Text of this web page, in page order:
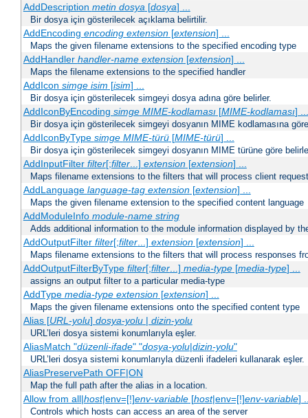
AddDescription metin dosya[dosya] ...
Bir dosya için gösterilecek açıklama belirtilir.
AddEncoding encoding extension[extension] ...
Maps the given filename extensions to the specified encoding type
AddHandler handler-name extension[extension] ...
Maps the filename extensions to the specified handler
AddIcon simge isim [isim] ...
Bir dosya için gösterilecek simgeyi dosya adına göre belirler.
AddIconByEncoding simge MIME-kodlaması[MIME-kodlaması] ...
Bir dosya için gösterilecek simgeyi dosyanın MIME kodlamasına
AddIconByType simge MIME-türü[MIME-türü] ...
Bir dosya için gösterilecek simgeyi dosyanın MIME türüne göre
AddInputFilter filter[;filter...] extension[extension] ...
Maps filename extensions to the filters that will process client
AddLanguage language-tag extension[extension] ...
Maps the given filename extension to the specified content language
AddModuleInfo module-name string
Adds additional information to the module information displayed by
AddOutputFilter filter[;filter...] extension[extension] ...
Maps filename extensions to the filters that will process responses
AddOutputFilterByType filter[;filter...] media-type[media-type] ...
assigns an output filter to a particular media-type
AddType media-type extension[extension] ...
Maps the given filename extensions onto the specified content type
Alias [URL-yolu] dosya-yolu| dizin-yolu
URL’leri dosya sistemi konumlarıyla eşler.
AliasMatch "düzenli-ifade" "dosya-yolu|dizin-yolu"
URL’leri dosya sistemi konumlarıyla düzenli ifadeleri kullanarak eşler.
AliasPreservePath OFF|ON
Map the full path after the alias in a location.
Allow from all|host|env=[!]env-variable[host|env=[!]env-variable]
Controls which hosts can access an area of the server